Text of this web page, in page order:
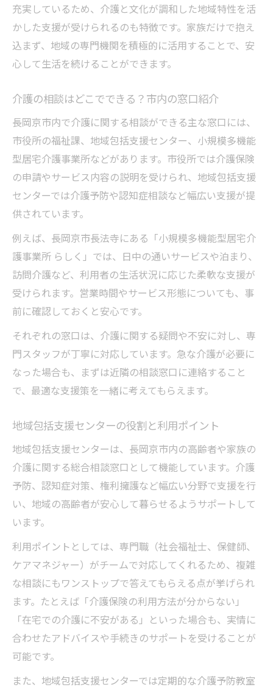
充実しているため、介護と文化が調和した地域特性を活
かした支援が受けられるのも特徴です。家族だけで抱え
込まず、地域の専門機関を積極的に活用することで、安
心して生活を続けることができます。
介護の相談はどこでできる？市内の窓口紹介
長岡京市内で介護に関する相談ができる主な窓口には、
市役所の福祉課、地域包括支援センター、小規模多機能
型居宅介護事業所などがあります。市役所では介護保険
の申請やサービス内容の説明を受けられ、地域包括支援
センターでは介護予防や認知症相談など幅広い支援が提
供されています。
例えば、長岡京市長法寺にある「小規模多機能型居宅介
護事業所 らしく」では、日中の通いサービスや泊まり、
訪問介護など、利用者の生活状況に応じた柔軟な支援が
受けられます。営業時間やサービス形態についても、事
前に確認しておくと安心です。
それぞれの窓口は、介護に関する疑問や不安に対し、専
門スタッフが丁寧に対応しています。急な介護が必要に
なった場合も、まずは近隣の相談窓口に連絡すること
で、最適な支援策を一緒に考えてもらえます。
地域包括支援センターの役割と利用ポイント
地域包括支援センターは、長岡京市内の高齢者や家族の
介護に関する総合相談窓口として機能しています。介護
予防、認知症対策、権利擁護など幅広い分野で支援を行
い、地域の高齢者が安心して暮らせるようサポートして
います。
利用ポイントとしては、専門職（社会福祉士、保健師、
ケアマネジャー）がチームで対応してくれるため、複雑
な相談にもワンストップで答えてもらえる点が挙げられ
ます。たとえば「介護保険の利用方法が分からない」
「在宅での介護に不安がある」といった場合も、実情に
合わせたアドバイスや手続きのサポートを受けることが
可能です。
また、地域包括支援センターでは定期的な介護予防教室